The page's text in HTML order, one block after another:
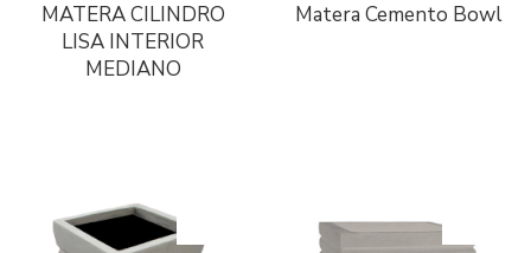
MATERA CILINDRO
LISA INTERIOR
MEDIANO
Matera Cemento Bowl